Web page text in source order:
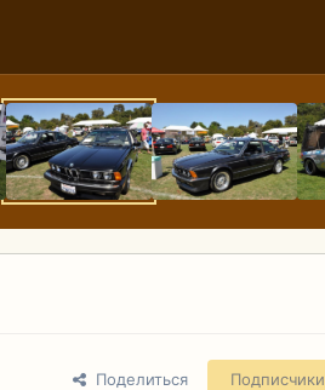
Поделиться Подписчики